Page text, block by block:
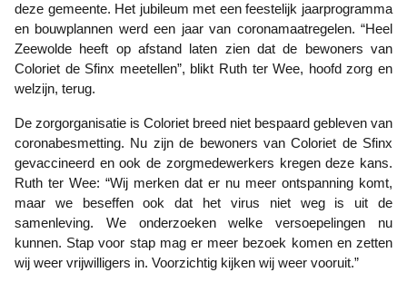
deze gemeente. Het jubileum met een feestelijk jaarprogramma
en bouwplannen werd een jaar van coronamaatregelen. “Heel
Zeewolde heeft op afstand laten zien dat de bewoners van
Coloriet de Sfinx meetellen”, blikt Ruth ter Wee, hoofd zorg en
welzijn, terug.
De zorgorganisatie is Coloriet breed niet bespaard gebleven van
coronabesmetting. Nu zijn de bewoners van Coloriet de Sfinx
gevaccineerd en ook de zorgmedewerkers kregen deze kans.
Ruth ter Wee: “Wij merken dat er nu meer ontspanning komt,
maar we beseffen ook dat het virus niet weg is uit de
samenleving. We onderzoeken welke versoepelingen nu
kunnen. Stap voor stap mag er meer bezoek komen en zetten
wij weer vrijwilligers in. Voorzichtig kijken wij weer vooruit.”